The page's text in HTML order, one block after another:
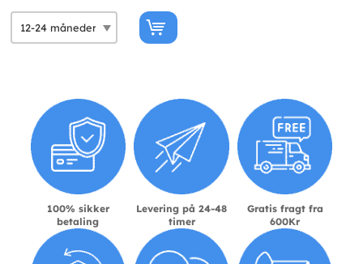
100% sikker
betaling
Levering på 24-48
timer
Gratis fragt fra
600Kr